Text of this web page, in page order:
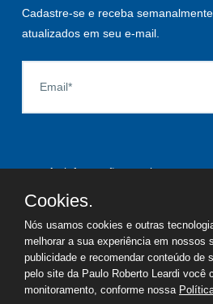
Cadastre-se e receba
atualizados em seu e-mail.
As informações aqui
proprietário do imóvel e estão
©2026Copyright - Paulo Roberto
Cookies.
Nós usamos cookies e outras
melhorar a sua experiência em nossos
publicidade e recomendar conteúdo de
pelo site da Paulo Roberto Leardi você
monitoramento, conforme nossa